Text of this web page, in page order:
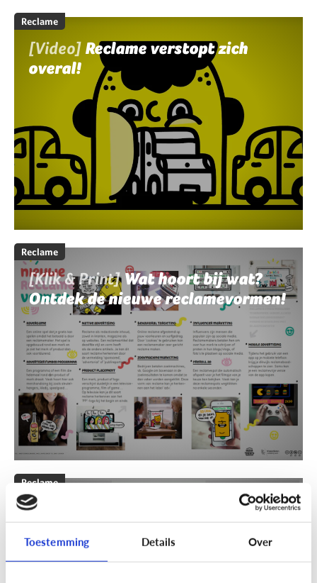
Toestemming Details Over
Reclame
[Video] Reclame verstopt zich
overal!
Reclame
[Klik & Print]Wat hoort bij wat?
Ontdek de nieuwe reclamevormen!
Reclame
[Klik & Print]